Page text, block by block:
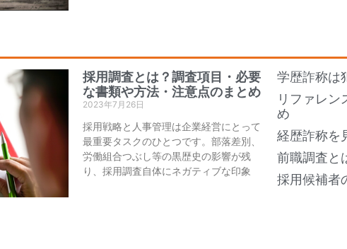
採用調査とは？調査項目・必要
な書類や方法・注意点のまとめ
2023年7月26日
採用戦略と人事管理は企業経営にとって
最重要タスクのひとつです。部落差別、
労働組合つぶし等の黒歴史の影響が残
り、採用調査自体にネガティブな印象
学歴詐称は
リファレン
め
経歴詐称を
前職調査と
採用候補者